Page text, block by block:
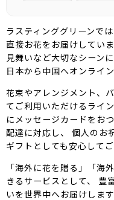
ラスティンググリーンで
直接お花をお届けしてい
見舞いなど大切なシーン
日本から中国へオンライ
花束やアレンジメント、
てご利用いただけるライ
にメッセージカードをお
配達に対応し、 個人のお
ギフトとしても安心して
「海外に花を贈る」「海
きるサービスとして、 豊
いを世界中へお届けします